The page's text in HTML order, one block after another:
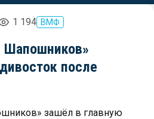
1 194 ВМФ
Шапошников»
после
зашёл в главную